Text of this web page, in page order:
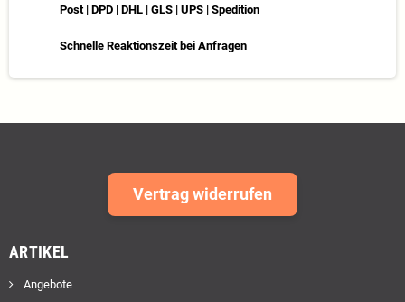
Post | DPD | DHL | GLS | UPS | Spedition
Schnelle Reaktionszeit bei Anfragen
Vertrag widerrufen
ARTIKEL
Angebote